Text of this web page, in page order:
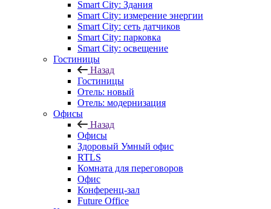
Smart City: Здания
Smart City: измерение энергии
Smart City: сеть датчиков
Smart City: парковка
Smart City: освещение
Гостиницы
Назад
Гостиницы
Отель: новый
Отель: модернизация
Офисы
Назад
Офисы
Здоровый Умный офис
RTLS
Комната для переговоров
Офис
Конференц-зал
Future Office